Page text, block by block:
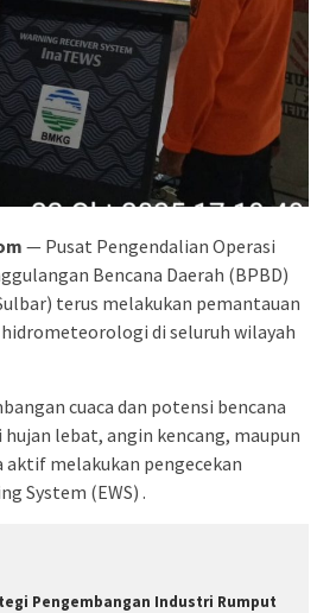
— Pusat Pengendalian Operasi
Bencana Daerah (BPBD)
terus melakukan pemantauan
di seluruh wilayah
cuaca dan potensi bencana
lebat, angin kencang, maupun
aktif melakukan pengecekan
System (EWS) .
Pengembangan Industri Rumput